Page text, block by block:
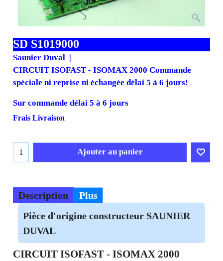
SD S1019000
Saunier Duval
CIRCUIT ISOFAST - ISOMAX 2000 Commande
spéciale ni reprise ni échangée délai 5 à 6 jours!
Sur commande délai 5 à 6 jours
€385.76
€416.62 T.T.C.
Frais Livraison
Ajouter au panier
Description
Pièce d'origine constructeur SAUNIER